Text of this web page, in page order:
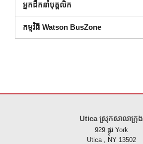
អ្នកដឹកនាំបុគ្គលិក
កម្មវិធី Watson BusZone
Utica ស្រុកសាលាក្រុង
929 ផ្លូវ York
Utica , NY 13502